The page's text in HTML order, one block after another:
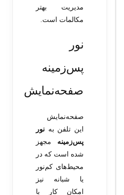
مدیریت بهتر
مکالمات است.
نور
پس‌زمینه
صفحه‌نمایش
صفحه‌نمایش
این تلفن به نور
پس‌زمینه مجهز
شده است که در
محیط‌های کم‌نور
یا شبانه نیز
امکان کار با